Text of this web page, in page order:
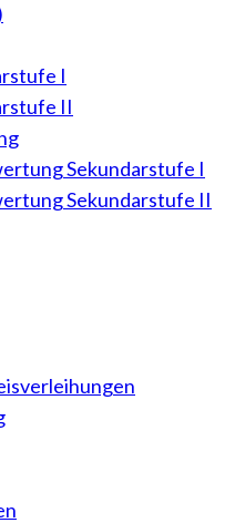
I
II
Sekundarstufe I
Sekundarstufe II